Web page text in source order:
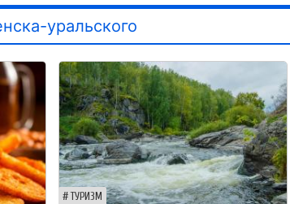
уральского
ТУРИЗМ